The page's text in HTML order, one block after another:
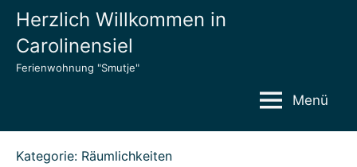
Zum
springen
Herzlich Willkommen in
Carolinensiel
Ferienwohnung "Smutje"
Menü
Kategorie: Räumlichkeiten